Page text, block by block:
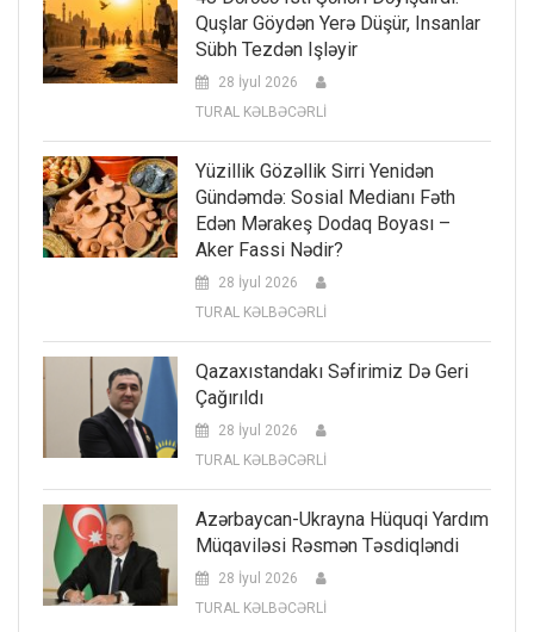
Quşlar Göydən Yerə Düşür, Insanlar
Sübh Tezdən Işləyir
28 İyul 2026
TURAL KƏLBƏCƏRLİ
Yüzillik Gözəllik Sirri Yenidən
Gündəmdə: Sosial Medianı Fəth
Edən Mərakeş Dodaq Boyası –
Aker Fassi Nədir?
28 İyul 2026
TURAL KƏLBƏCƏRLİ
Qazaxıstandakı Səfirimiz Də Geri
Çağırıldı
28 İyul 2026
TURAL KƏLBƏCƏRLİ
Azərbaycan-Ukrayna Hüquqi Yardım
Müqaviləsi Rəsmən Təsdiqləndi
28 İyul 2026
TURAL KƏLBƏCƏRLİ